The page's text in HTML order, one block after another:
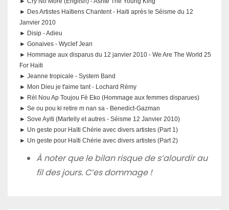
► Des Artistes Haïtiens Chantent - Haiti après le Séisme du 12
Janvier 2010
► Disip - Adieu
► Gonaives - Wyclef Jean
► Hommage aux disparus du 12 janvier 2010 - We Are The World 25
For Haiti
► Jeanne tropicale - System Band
► Mon Dieu je t'aime tant - Lochard Rémy
► Rèl Nou Ap Toujou Fè Eko (Hommage aux femmes disparues)
► Se ou pou ki retire m nan sa - Benedict-Gazman
► Sove Ayiti (Martelly et autres - Séisme 12 Janvier 2010)
► Un geste pour Haïti Chérie avec divers artistes (Part 1)
► Un geste pour Haïti Chérie avec divers artistes (Part 2)
À noter que le bilan risque de s’alourdir au
fil des jours. C’es dommage !